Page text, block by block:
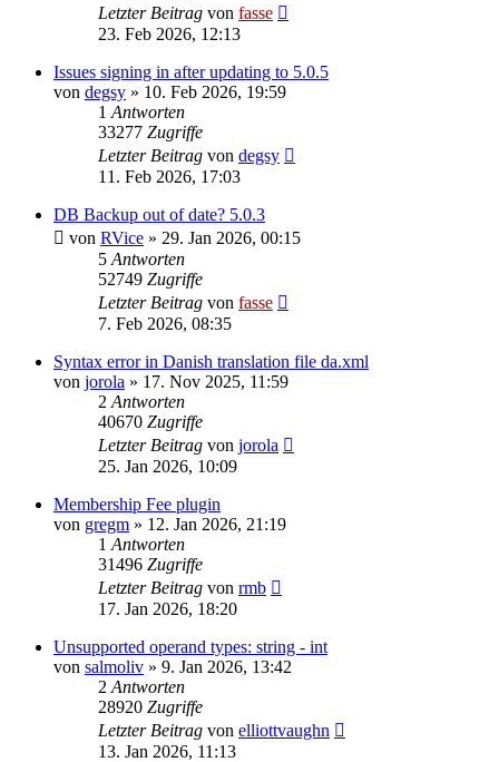
Letzter Beitrag von fasse
23. Feb 2026, 12:13
Issues signing in after updating to 5.0.5
von degsy » 10. Feb 2026, 19:59
1 Antworten
33277 Zugriffe
Letzter Beitrag von degsy
11. Feb 2026, 17:03
DB Backup out of date? 5.0.3
von RVice » 29. Jan 2026, 00:15
5 Antworten
52749 Zugriffe
Letzter Beitrag von fasse
7. Feb 2026, 08:35
Syntax error in Danish translation file da.xml
von jorola » 17. Nov 2025, 11:59
2 Antworten
40670 Zugriffe
Letzter Beitrag von jorola
25. Jan 2026, 10:09
Membership Fee plugin
von gregm » 12. Jan 2026, 21:19
1 Antworten
31496 Zugriffe
Letzter Beitrag von rmb
17. Jan 2026, 18:20
Unsupported operand types: string - int
von salmoliv » 9. Jan 2026, 13:42
2 Antworten
28920 Zugriffe
Letzter Beitrag von elliottvaughn
13. Jan 2026, 11:13